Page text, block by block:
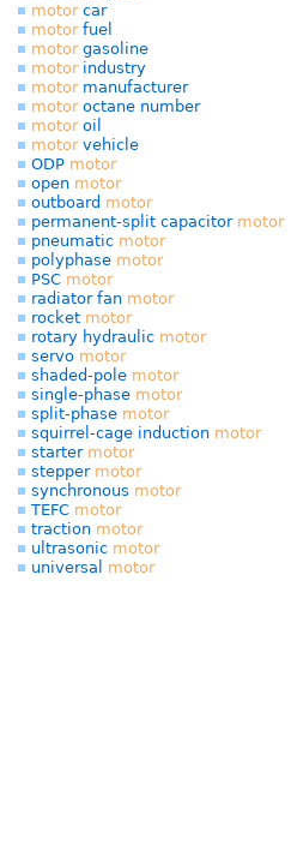
motorcar
motorfuel
motorgasoline
motorindustry
motormanufacturer
motoroctane number
motoroil
motorvehicle
ODP motor
open motor
outboard motor
permanent-split capacitor motor
pneumatic motor
polyphase motor
PSC motor
radiator fan motor
rocket motor
rotary hydraulic motor
servo motor
shaded-pole motor
single-phase motor
split-phase motor
squirrel-cage induction motor
starter motor
stepper motor
synchronous motor
TEFC motor
traction motor
ultrasonic motor
universal motor